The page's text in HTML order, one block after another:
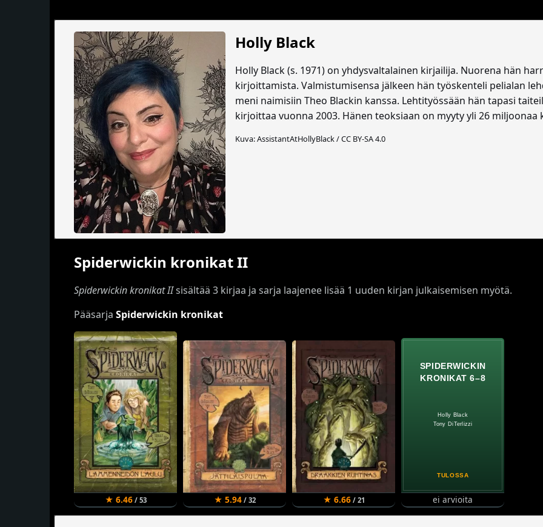
Holly Black
Holly Black (s. 1971) on yhdysvaltalainen kirjailija. Nuorena hän
kirjoittamista. Valmistumisensa jälkeen hän työskenteli pelialan
meni naimisiin Theo Blackin kanssa. Lehtityössään hän tapasi
kirjoittaa vuonna 2003. Hänen teoksiaan on myyty yli 26 miljoonaa
Kuva: AssistantAtHollyBlack / CC BY-SA 4.0
Spiderwickin kronikat II
Spiderwickin kronikat IIsisältää 3 kirjaa ja sarja laajenee lisää 1 uuden kirjan julkaisemisen myötä.
Pääsarja Spiderwickin kronikat
★ 6.46/ 53 ★ 5.94/ 32 ★ 6.66/ 21 ei arvioita